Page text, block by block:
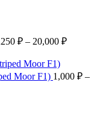
₽ – 20,000 ₽Диапазон
–
Moor F1) 1,000 ₽ –